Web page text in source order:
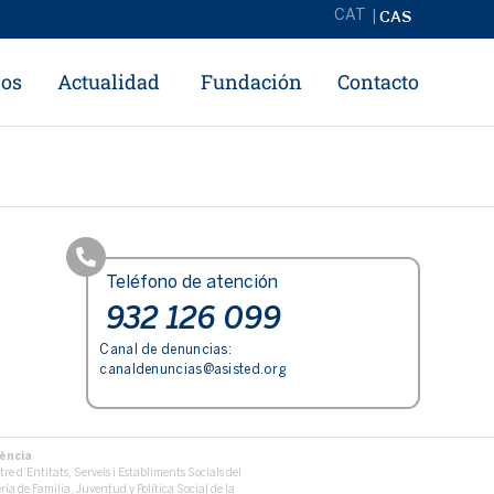
CAT CAS
Actualidad Fundación Contacto
Teléfono de atención
932 126 099
Canal de denuncias:
canaldenuncias@asisted.org
d’Entitats, Serveis i Establiments Socials del
de Familia, Juventud y Política Social de la